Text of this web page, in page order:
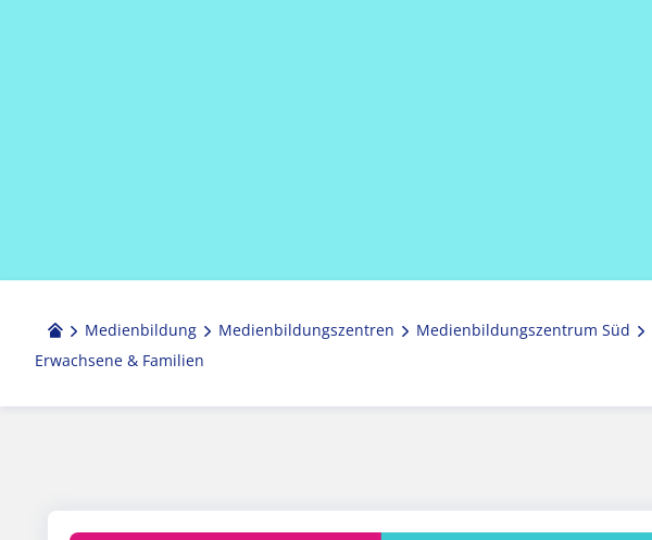
Medienbildung Medien­bildungs­zentren Medienbildungszentrum Süd
Erwachsene & Familien